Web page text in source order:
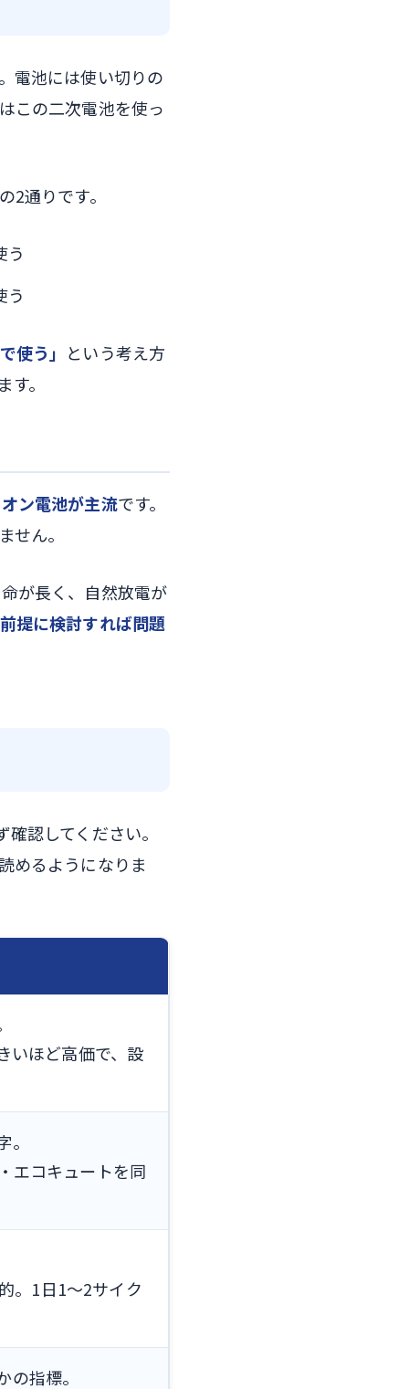
電池には使い切りの
この二次電池を使っ
通りです。
う
う
使う」 という考え方
。
ン電池が主流です。
せん。
が長く、自然放電が
提に検討すれば問題
認してください。
めるようになりま
いほど高価で、設
エコキュートを同
。1日1〜2サイク
指標。